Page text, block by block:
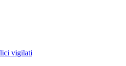
vigilati